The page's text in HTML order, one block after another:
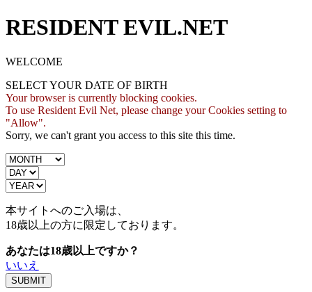
RESIDENT EVIL.NET
WELCOME
SELECT YOUR DATE OF BIRTH
Your browser is currently blocking cookies.
To use Resident Evil Net, please change your Cookies setting to
"Allow".
Sorry, we can't grant you access to this site this time.
本サイトへのご入場は、
18歳以上の方に限定しております。
あなたは18歳以上ですか？
いいえ